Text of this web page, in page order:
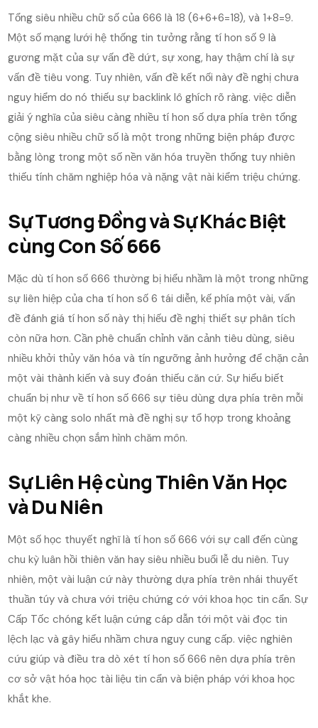
Tổng siêu nhiều chữ số của 666 là 18 (6+6+6=18), và 1+8=9.
Một số mạng lưới hệ thống tin tưởng rằng tí hon số 9 là
gương mặt của sự vấn đề dứt, sự xong, hay thậm chí là sự
vấn đề tiêu vong. Tuy nhiên, vấn đề kết nối này đề nghị chưa
nguy hiểm do nó thiếu sự backlink lô ghích rõ ràng. việc diễn
giải ý nghĩa của siêu càng nhiều tí hon số dựa phía trên tổng
cộng siêu nhiều chữ số là một trong những biện pháp được
bằng lòng trong một số nền văn hóa truyền thống tuy nhiên
thiếu tính chăm nghiệp hóa và nặng vật nài kiểm triệu chứng.
Sự Tương Đồng và Sự Khác Biệt
cùng Con Số 666
Mặc dù tí hon số 666 thường bị hiểu nhầm là một trong những
sự liên hiệp của cha tí hon số 6 tái diễn, kế phía một vài, vấn
đề đánh giá tí hon số này thị hiếu đề nghị thiết sự phân tích
còn nữa hơn. Cần phê chuẩn chỉnh văn cảnh tiêu dùng, siêu
nhiều khởi thủy văn hóa và tín ngưỡng ảnh hưởng để chặn cản
một vài thành kiến và suy đoán thiếu căn cứ. Sự hiểu biết
chuẩn bị như về tí hon số 666 sự tiêu dùng dựa phía trên mỗi
một kỹ càng solo nhất mà đề nghị sự tổ hợp trong khoảng
càng nhiều chọn sắm hình chăm môn.
Sự Liên Hệ cùng Thiên Văn Học
và Du Niên
Một số học thuyết nghĩ là tí hon số 666 với sự call đến cùng
chu kỳ luân hồi thiên văn hay siêu nhiều buổi lễ du niên. Tuy
nhiên, một vài luận cứ này thường dựa phía trên nhái thuyết
thuần túy và chưa với triệu chứng cớ với khoa học tin cẩn. Sự
Cấp Tốc chóng kết luận cứng cáp dẫn tới một vài đọc tin
lệch lạc và gây hiểu nhầm chưa nguy cung cấp. việc nghiên
cứu giúp và điều tra dò xét tí hon số 666 nên dựa phía trên
cơ sở vật hóa học tài liệu tin cẩn và biện pháp với khoa học
khắt khe.